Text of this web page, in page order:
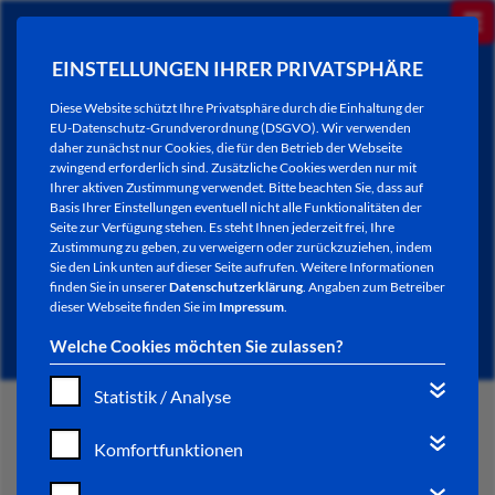
EINSTELLUNGEN IHRER PRIVATSPHÄRE
Diese Website schützt Ihre Privatsphäre durch die Einhaltung der
EU-Datenschutz-Grundverordnung (DSGVO). Wir verwenden
daher zunächst nur Cookies, die für den Betrieb der Webseite
zwingend erforderlich sind. Zusätzliche Cookies werden nur mit
Ihrer aktiven Zustimmung verwendet. Bitte beachten Sie, dass auf
Basis Ihrer Einstellungen eventuell nicht alle Funktionalitäten der
Seite zur Verfügung stehen. Es steht Ihnen jederzeit frei, Ihre
Zustimmung zu geben, zu verweigern oder zurückzuziehen, indem
Sie den Link unten auf dieser Seite aufrufen. Weitere Informationen
finden Sie in unsererDatenschutzerklärung. Angaben zum Betreiber
dieser Webseite finden Sie im Impressum.
Welche Cookies möchten Sie zulassen?
Statistik / Analyse
Komfortfunktionen
NEWSLETTER / CITY LETTER
START